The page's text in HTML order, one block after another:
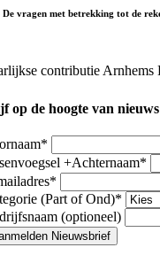
De vragen met betrekking tot de
contributie Arnhems
op de hoogte van
*
+Achternaam*
*
(Part of Ond)*
(optioneel)
Nieuwsbrief